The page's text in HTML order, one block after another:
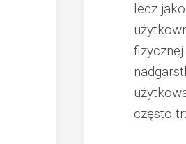
lecz
często